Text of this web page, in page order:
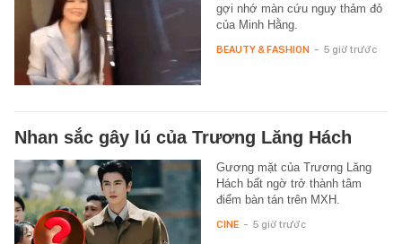
gợi nhớ màn cứu nguy thảm đỏ
của Minh Hằng.
BEAUTY & FASHION - 5 giờ trước
Nhan sắc gây lú của Trương Lăng Hách
Gương mặt của Trương Lăng
Hách bất ngờ trở thành tâm
điểm bàn tán trên MXH.
CINE - 5 giờ trước